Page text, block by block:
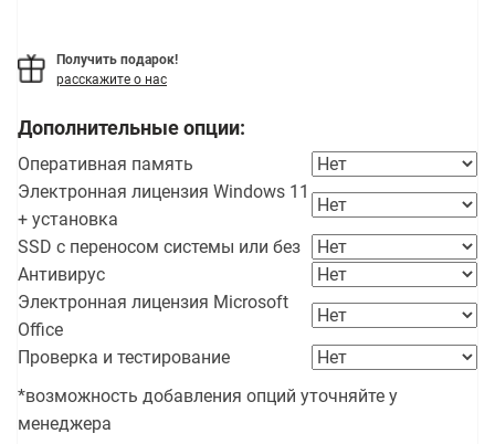
Получить подарок!
расскажите о нас
Дополнительные опции:
Оперативная память
Электронная лицензия Windows 11
+ установка
SSD с переносом системы или без
Антивирус
Электронная лицензия Microsoft
Office
Проверка и тестирование
*возможность добавления опций уточняйте у
менеджера